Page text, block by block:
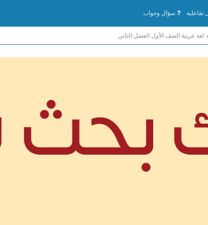
تفاعلية سؤال وجواب
لغة عربية الصف الأول الفصل الثاني